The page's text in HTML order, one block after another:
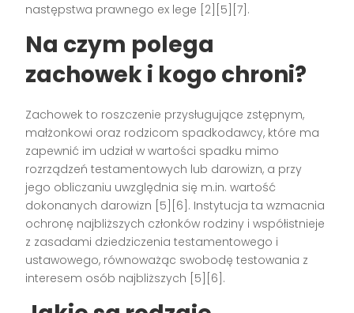
następstwa prawnego ex lege [2][5][7].
Na czym polega
zachowek i kogo chroni?
Zachowek to roszczenie przysługujące zstępnym,
małżonkowi oraz rodzicom spadkodawcy, które ma
zapewnić im udział w wartości spadku mimo
rozrządzeń testamentowych lub darowizn, a przy
jego obliczaniu uwzględnia się m.in. wartość
dokonanych darowizn [5][6]. Instytucja ta wzmacnia
ochronę najbliższych członków rodziny i współistnieje
z zasadami dziedziczenia testamentowego i
ustawowego, równoważąc swobodę testowania z
interesem osób najbliższych [5][6].